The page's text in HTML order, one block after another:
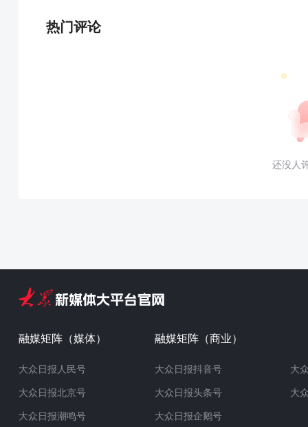
热门评论
还没人
融媒矩阵（媒体）
大众日报人民号
大众日报北京号
大众日报潮鸣号
融媒矩阵（商业）
大众日报抖音号
大众日报头条号
大众日报企鹅号
大
大